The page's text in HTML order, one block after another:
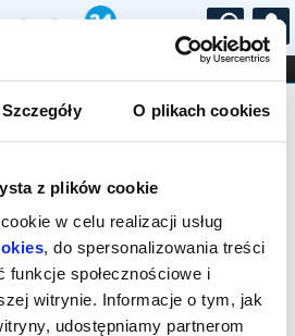
Szczegóły O plikach cookies
z plików cookie
w celu realizacji usług
, do spersonalizowania treści
funkcje społecznościowe i
witrynie. Informacje o tym, jak
udostępniamy partnerom
...
I BALET
STAND-UP
on-line na wydarzenie